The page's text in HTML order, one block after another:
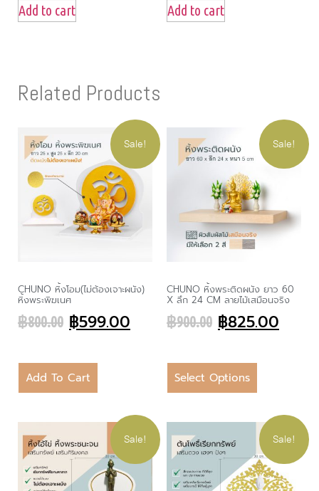
Add to cart Add to cart
Related Products
Sale!
CHUNO หิ้งโอม(ไม่ต้องเจาะผนัง)
หิ้งพระพิฆเนศ
฿800.00 ฿599.00
Add To Cart
Sale!
CHUNO หิ้งพระติดผนัง ยาว 60
X ลึก 24 CM ลายไม้เสมือนจริง
฿900.00 ฿825.00
Select Options
Sale! Sale!